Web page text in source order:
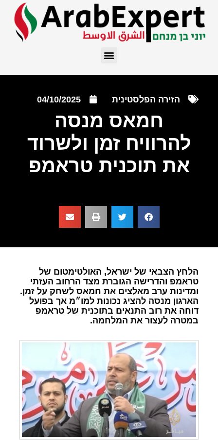
הזירה הפלסטינית 04/10/2025
חמאס מנסה
להרוויח זמן ולשרוד
את תוכנית טראמפ
הלחץ הצבאי של ישראל, האולטימטום של
טראמפ והדרישה הגוברת מצד הרחוב העזתי
ומדינות ערב מאלצים את חמאס לשחק על זמן.
הארגון מנסה להציג נכונות למו״מ אך בפועל
דוחה את רוב התנאים בתוכנית של טראמפ
במטרה לעצור את המלחמה.